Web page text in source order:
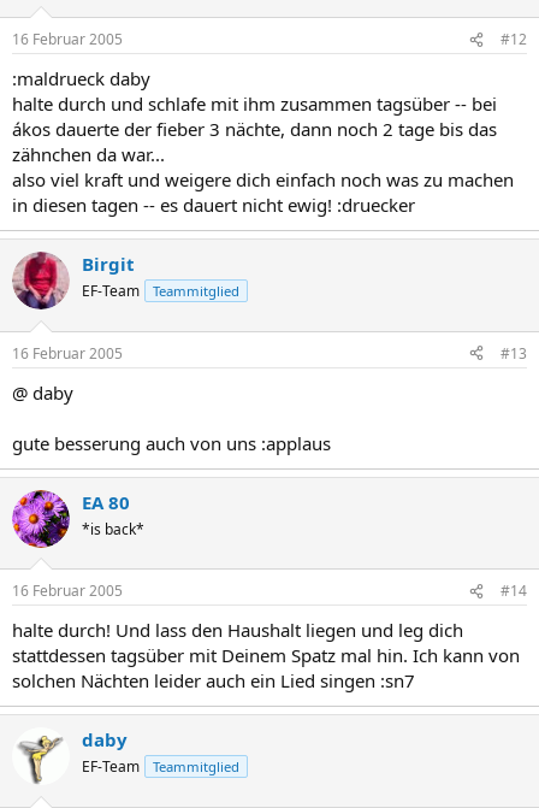
16 Februar 2005 #12
:maldrueck daby
halte durch und schlafe mit ihm zusammen tagsüber -- bei
ákos dauerte der fieber 3 nächte, dann noch 2 tage bis das
zähnchen da war...
also viel kraft und weigere dich einfach noch was zu machen
in diesen tagen -- es dauert nicht ewig! :druecker
Birgit
EF-Team Teammitglied
16 Februar 2005 #13
@ daby
gute besserung auch von uns :applaus
EA 80
*is back*
16 Februar 2005 #14
halte durch! Und lass den Haushalt liegen und leg dich
stattdessen tagsüber mit Deinem Spatz mal hin. Ich kann von
solchen Nächten leider auch ein Lied singen :sn7
daby
EF-Team Teammitglied